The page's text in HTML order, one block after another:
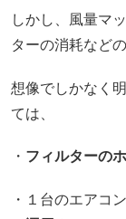
しかし、風量マ
ターの消耗など
想像でしかなく
ては、
・ フィルターの
・１台のエアコ